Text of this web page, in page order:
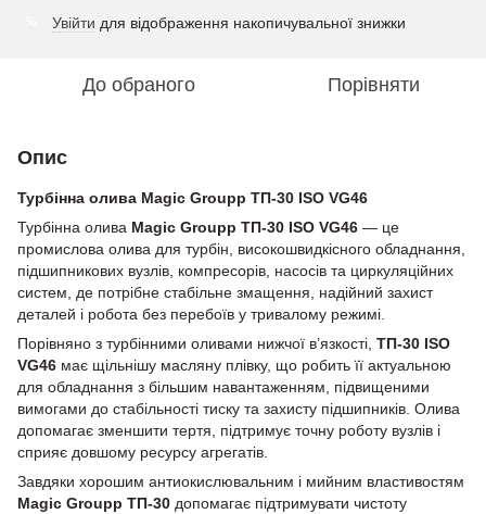
Увійти для відображення накопичувальної знижки
До обраного Порівняти
Опис
Турбінна олива Magic Groupp ТП-30 ISO VG46
Турбінна олива Magic Groupp ТП-30 ISO VG46 — це
промислова олива для турбін, високошвидкісного обладнання,
підшипникових вузлів, компресорів, насосів та циркуляційних
систем, де потрібне стабільне змащення, надійний захист
деталей і робота без перебоїв у тривалому режимі.
Порівняно з турбінними оливами нижчої в’язкості, ТП-30 ISO
VG46 має щільнішу масляну плівку, що робить її актуальною
для обладнання з більшим навантаженням, підвищеними
вимогами до стабільності тиску та захисту підшипників. Олива
допомагає зменшити тертя, підтримує точну роботу вузлів і
сприяє довшому ресурсу агрегатів.
Завдяки хорошим антиокислювальним і мийним властивостям
Magic Groupp ТП-30 допомагає підтримувати чистоту